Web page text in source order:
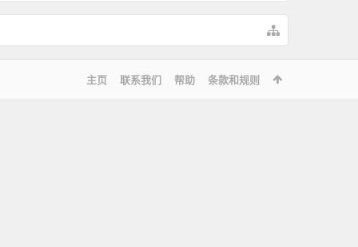
主页 联系我们 帮助 条款和规则